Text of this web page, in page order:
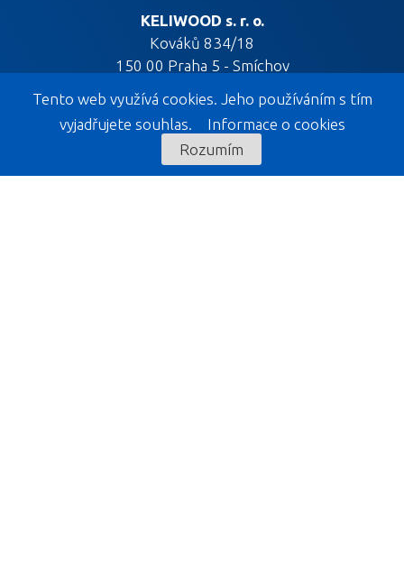
KELIWOOD s. r. o.
Kováků 834/18
150 00 Praha 5 - Smíchov
KELIWOOD EXPOZICE
Tento web využívá cookies. Jeho používáním s tím
vyjadřujete souhlas. Informace o cookies
Rozumím